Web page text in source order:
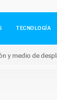
TECNOLOGÍA
y medio de